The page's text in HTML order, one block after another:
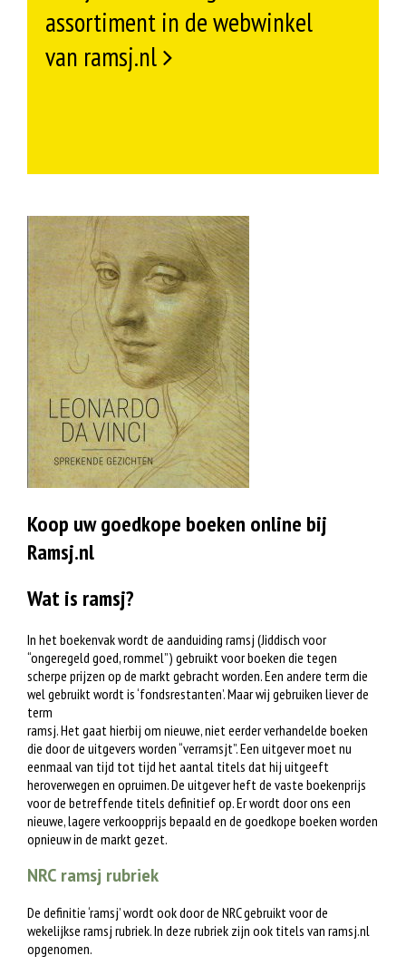
assortiment in de webwinkel
van ramsj.nl
Koop uw goedkope boeken online bij
Ramsj.nl
Wat is ramsj?
In het boekenvak wordt de aanduiding ramsj (Jiddisch voor
“ongeregeld goed, rommel”) gebruikt voor boeken die tegen
scherpe prijzen op de markt gebracht worden. Een andere term die
wel gebruikt wordt is ‘fondsrestanten’. Maar wij gebruiken liever de
term
ramsj. Het gaat hierbij om nieuwe, niet eerder verhandelde boeken
die door de uitgevers worden “verramsjt”. Een uitgever moet nu
eenmaal van tijd tot tijd het aantal titels dat hij uitgeeft
heroverwegen en opruimen. De uitgever heft de vaste boekenprijs
voor de betreffende titels definitief op. Er wordt door ons een
nieuwe, lagere verkoopprijs bepaald en de goedkope boeken worden
opnieuw in de markt gezet.
NRC ramsj rubriek
De definitie ‘ramsj’ wordt ook door de NRC gebruikt voor de
wekelijkse ramsj rubriek. In deze rubriek zijn ook titels van ramsj.nl
opgenomen.